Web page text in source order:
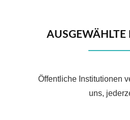
AUSGEWÄHLTE
Öffentliche Institutionen
uns,